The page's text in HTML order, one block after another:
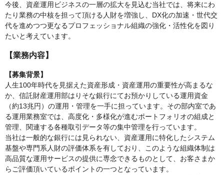
今後、資産運用ビジネスの一層の拡大を見込む当社では、将来にわ
たり業務の中核を担って頂ける人財を増強し、DX化の加速・世代交
代を進めつつ更なるプロフェッショナル組織の強化・活性化を図り
たいと考えています。
【業務内容】
【募集背景】
人生100年時代を見据えた資産形成・資産運用の重要性が高まるな
か、信託財産運用部はりそな銀行にてお預かりしている運用資金
（約13兆円）の運用・管理を一手に担っています。その部内室であ
る運用業務室では、高度化・多様化が進むポートフォリオの組成と
管理、関連する各種取引データ等の集中管理を行っています。
当社は一般的な銀行には見られない、資産運用に特化したシステム
基盤や専門系人財の評価体系を有しており、このような組織体制は
高品質な運用サービスの提供に専念できるものとして、お客さまか
らご評価頂いているポイントの一つとなっています。